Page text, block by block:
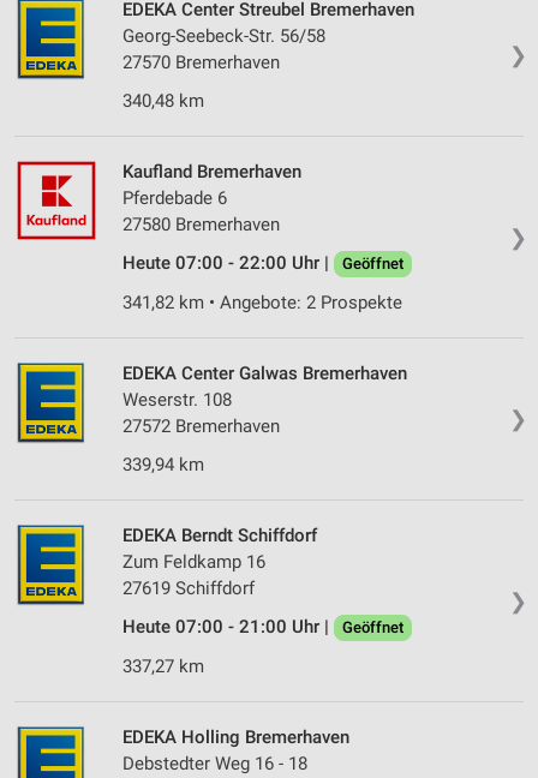
❯
EDEKA Center Streubel Bremerhaven
Georg-Seebeck-Str. 56/58
27570 Bremerhaven
340,48 km
❯
Kaufland Bremerhaven
Pferdebade 6
27580 Bremerhaven
Heute 07:00 - 22:00 Uhr |
Geöffnet
341,82 km • Angebote: 2 Prospekte
❯
EDEKA Center Galwas Bremerhaven
Weserstr. 108
27572 Bremerhaven
339,94 km
❯
EDEKA Berndt Schiffdorf
Zum Feldkamp 16
27619 Schiffdorf
Heute 07:00 - 21:00 Uhr |
Geöffnet
337,27 km
EDEKA Holling Bremerhaven
Debstedter Weg 16 - 18